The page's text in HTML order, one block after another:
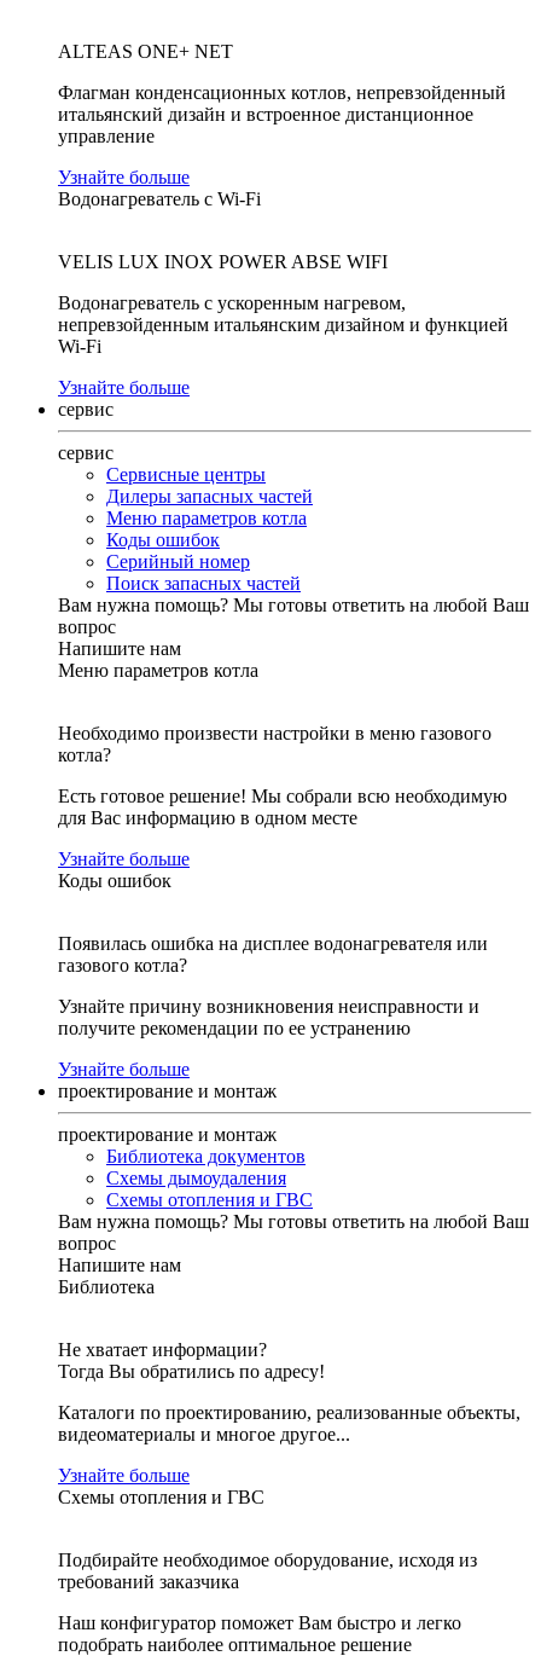
ALTEAS ONE+ NET
Флагман конденсационных котлов, непревзойденный
итальянский дизайн и встроенное дистанционное
управление
Узнайте больше
Водонагреватель с Wi-Fi
VELIS LUX INOX POWER ABSE WIFI
Водонагреватель с ускоренным нагревом,
непревзойденным итальянским дизайном и функцией
Wi-Fi
Узнайте больше
сервис
сервис
Сервисные центры
Дилеры запасных частей
Меню параметров котла
Коды ошибок
Серийный номер
Поиск запасных частей
Вам нужна помощь? Мы готовы ответить на любой Ваш
вопрос
Напишите нам
Меню параметров котла
Необходимо произвести настройки в меню газового
котла?
Есть готовое решение! Мы собрали всю необходимую
для Вас информацию в одном месте
Узнайте больше
Коды ошибок
Появилась ошибка на дисплее водонагревателя или
газового котла?
Узнайте причину возникновения неисправности и
получите рекомендации по ее устранению
Узнайте больше
проектирование и монтаж
проектирование и монтаж
Библиотека документов
Схемы дымоудаления
Схемы отопления и ГВС
Вам нужна помощь? Мы готовы ответить на любой Ваш
вопрос
Напишите нам
Библиотека
Не хватает информации?
Тогда Вы обратились по адресу!
Каталоги по проектированию, реализованные объекты,
видеоматериалы и многое другое...
Узнайте больше
Схемы отопления и ГВС
Подбирайте необходимое оборудование, исходя из
требований заказчика
Наш конфигуратор поможет Вам быстро и легко
подобрать наиболее оптимальное решение